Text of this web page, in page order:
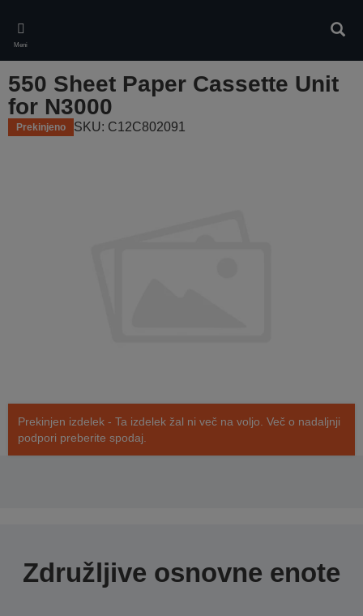
main
content
Meni
550 Sheet Paper Cassette Unit
for N3000
Prekinjeno SKU: C12C802091
Prekinjen izdelek - Ta izdelek žal ni več na voljo. Več o nadaljnji
podpori preberite spodaj.
Združljive osnovne enote